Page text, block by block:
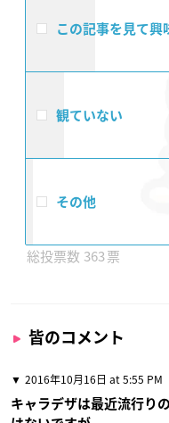
この記事を見て興
観ていない
その他
363
皆のコメント
2016年10月16日 at 5:55 PM
キャラデザは最近流行り